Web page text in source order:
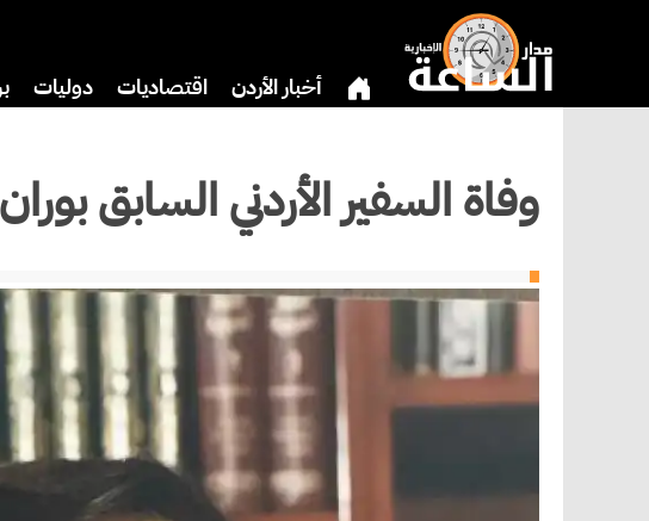
أخبار الأردن اقتصاديات دوليات
‏وفاة السفير الأردني السابق بوران